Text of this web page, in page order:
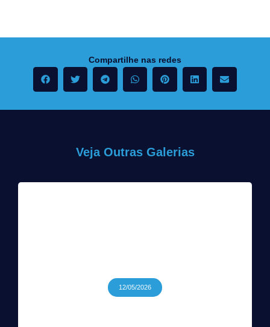
Compartilhe nas redes
Veja Outras Galerias
12/05/2026